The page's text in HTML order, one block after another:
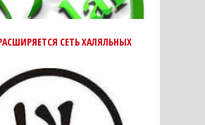
СЕТЬ ХАЛЯЛЬНЫХ